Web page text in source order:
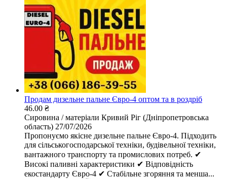
Продам дизельне пальне Євро-4 оптом та в роздріб
46.00 ₴
Сировина / матеріали Кривий Ріг (Дніпропетровська
область) 27/07/2026
Пропонуємо якісне дизельне пальне Євро-4. Підходить
для сільськогосподарської техніки, будівельної техніки,
вантажного транспорту та промислових потреб. ✔
Високі паливні характеристики ✔ Відповідність
екостандарту Євро-4 ✔ Стабільне згоряння та менша...